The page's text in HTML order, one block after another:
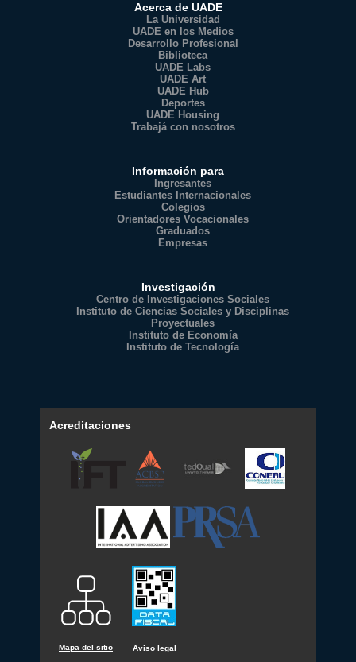
Acerca de UADE
La Universidad
UADE en los Medios
Desarrollo Profesional
Biblioteca
UADE Labs
UADE Art
UADE Hub
Deportes
UADE Housing
Trabajá con nosotros
Información para
Ingresantes
Estudiantes Internacionales
Colegios
Orientadores Vocacionales
Graduados
Empresas
Investigación
Centro de Investigaciones Sociales
Instituto de Ciencias Sociales y Disciplinas
Proyectuales
Instituto de Economía
Instituto de Tecnología
Acreditaciones
Mapa del sitio Aviso legal